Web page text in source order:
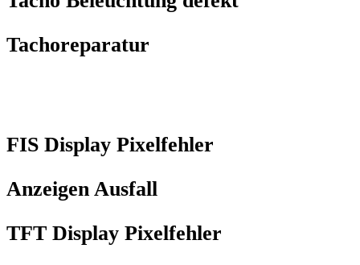
Tachoreparatur
FIS Display Pixelfehler
Anzeigen Ausfall
TFT Display Pixelfehler